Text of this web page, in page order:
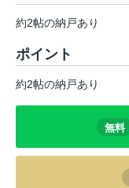
約2帖の納戸あり
ポイント
約2帖の納戸あり
無料